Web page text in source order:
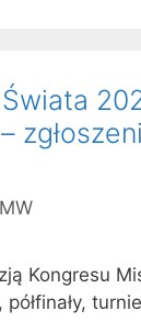
MW
Kongresu